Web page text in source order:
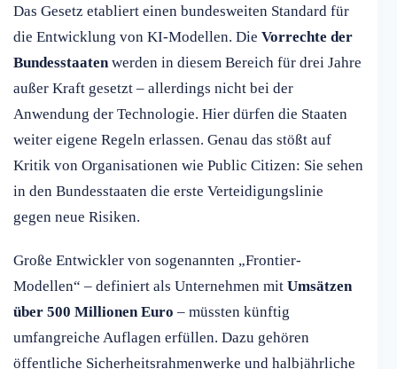
Das Gesetz etabliert einen bundesweiten Standard für
die Entwicklung von KI-Modellen. Die Vorrechte der
Bundesstaatenwerden in diesem Bereich für drei Jahre
außer Kraft gesetzt – allerdings nicht bei der
Anwendung der Technologie. Hier dürfen die Staaten
weiter eigene Regeln erlassen. Genau das stößt auf
Kritik von Organisationen wie Public Citizen: Sie sehen
in den Bundesstaaten die erste Verteidigungslinie
gegen neue Risiken.
Große Entwickler von sogenannten „Frontier-
Modellen“ – definiert als Unternehmen mit Umsätzen
über 500 Millionen Euro – müssten künftig
umfangreiche Auflagen erfüllen. Dazu gehören
öffentliche Sicherheitsrahmenwerke und halbjährliche